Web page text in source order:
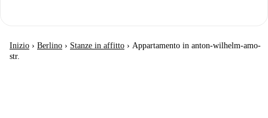
Inizio › Berlino › Stanze in affitto › Appartamento in anton-wilhelm-amo-
str.